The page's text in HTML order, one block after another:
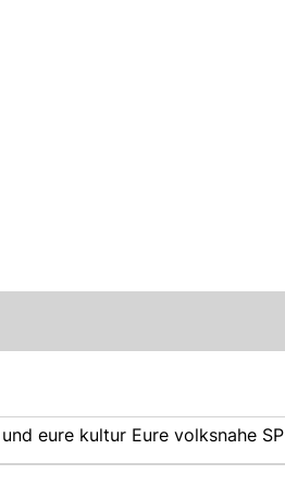
eure kultur Eure volksnahe SP